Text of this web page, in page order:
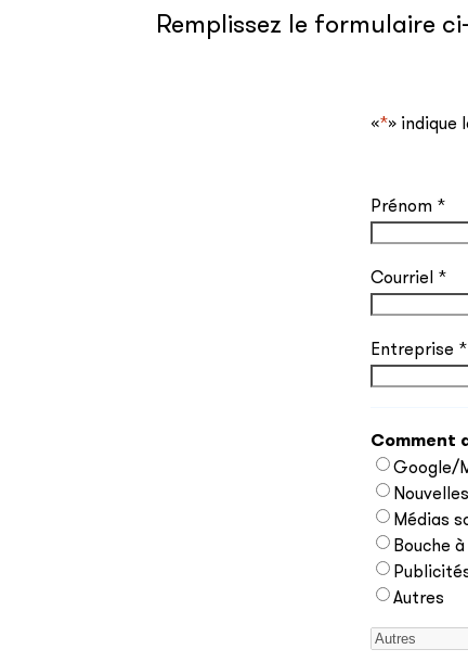
Remplissez le formulaire
«*» indique
Prénom *
Courriel *
Entreprise *
Comment
Google/
Médias
Bouche
Autres